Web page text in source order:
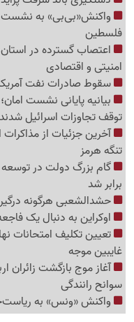
واکنش«بی‌بی» به نشست
فلسطین
اعتصاب گسترده در
امنیتی و اقتصادی
سقوط صادرات نفت آمریکا به
بیانیه پایانی نشست
توقف تجاوزات اسرائیل شدند
آخرین جزئیات از
تنگه هرمز
برابر شد
حشدالشعبی هرگونه
اوکراین به دنبال یک
غایبین موجه
سوانح رانندگی
واکنش «ونس» به